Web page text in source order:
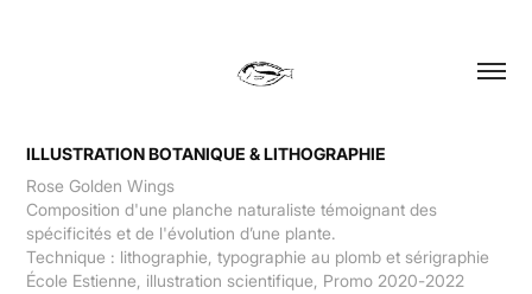
ILLUSTRATION BOTANIQUE & LITHOGRAPHIE
Rose Golden Wings
Composition d'une planche naturaliste témoignant des
spécificités et de l'évolution d’une plante.
Technique : lithographie, typographie au plomb et sérigraphie​​​​​​​
École Estienne, illustration scientifique, Promo 2020-2022